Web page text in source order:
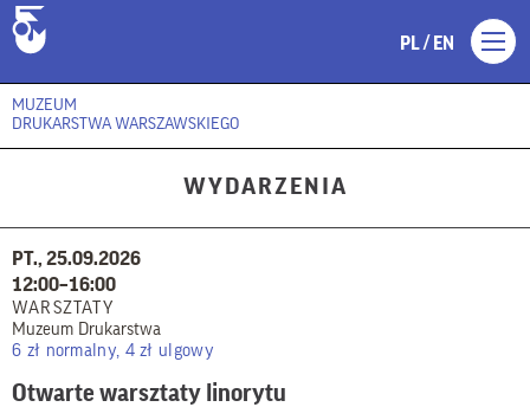
PL/ EN
MUZEUM
DRUKARSTWA WARSZAWSKIEGO
WYDARZENIA
PT., 25.09.2026
12:00–16:00
WARSZTATY
Muzeum Drukarstwa
6 zł normalny, 4 zł ulgowy
Otwarte warsztaty linorytu